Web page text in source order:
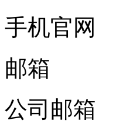
手机官网
邮箱
公司邮箱